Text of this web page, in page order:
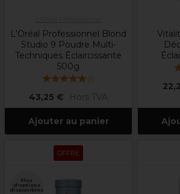
L'Oréal Professionnel Blond
Studio 9 Poudre Multi-
Techniques Éclaircissante
500g
(1)
43,25 € Hors TVA
Ajouter au panier
OFFRE
Plus
d'options
disponibles